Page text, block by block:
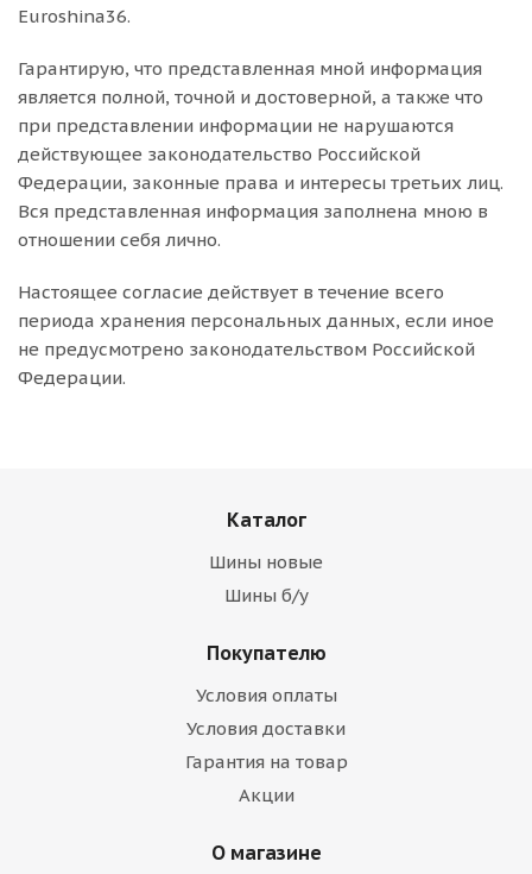
Euroshina36.
Гарантирую, что представленная мной информация
является полной, точной и достоверной, а также что
при представлении информации не нарушаются
действующее законодательство Российской
Федерации, законные права и интересы третьих лиц.
Вся представленная информация заполнена мною в
отношении себя лично.
Настоящее согласие действует в течение всего
периода хранения персональных данных, если иное
не предусмотрено законодательством Российской
Федерации.
Каталог
Шины новые
Шины б/у
Покупателю
Условия оплаты
Условия доставки
Гарантия на товар
Акции
О магазине